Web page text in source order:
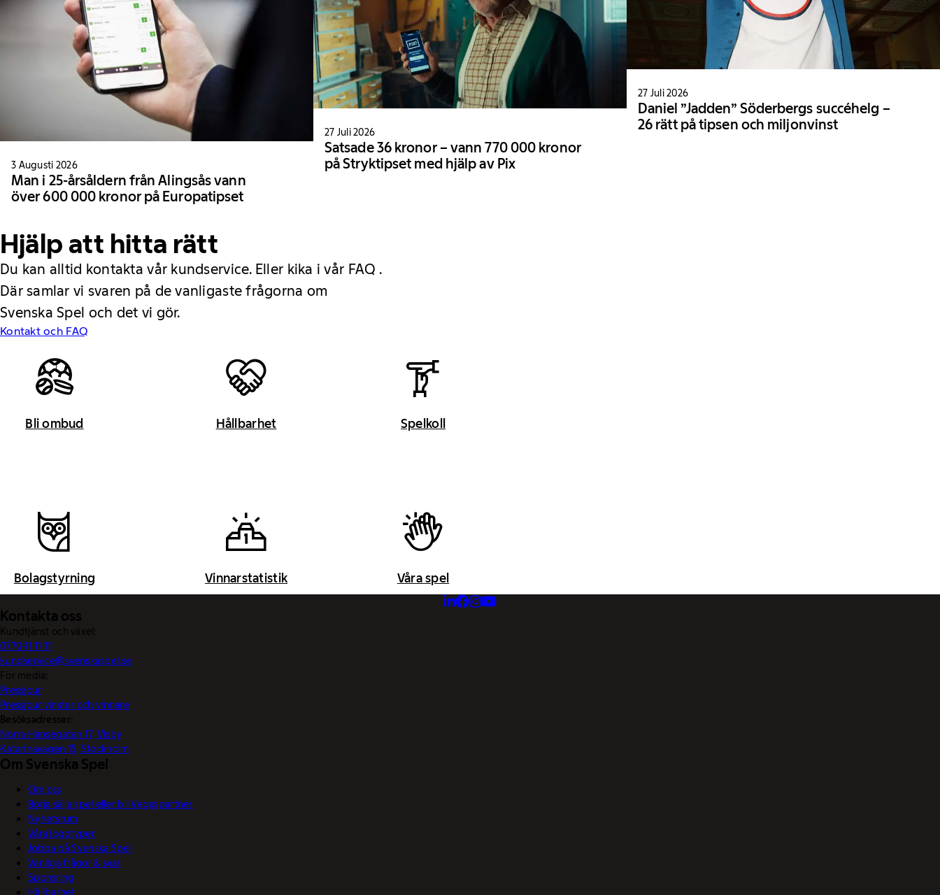
3 Augusti 2026
Man i 25-årsåldern från Alingsås vann
över 600 000 kronor på Europatipset
27 Juli 2026
Satsade 36 kronor – vann 770 000 kronor
på Stryktipset med hjälp av Pix
27 Juli 2026
Daniel ”Jadden” Söderbergs succéhelg –
26 rätt på tipsen och miljonvinst
Hjälp att hitta rätt
Du kan alltid kontakta vår kundservice. Eller kika i vår FAQ .
Där samlar vi svaren på de vanligaste frågorna om
Svenska Spel och det vi gör.
Kontakt och FAQ
Bli ombud Hållbarhet Spelkoll
Bolagstyrning Vinnarstatistik Våra spel
Kontakta oss
Kundtjänst och växel:
0770-11 11 11
kundservice@svenskaspel.se
För media:
Pressjour
Pressjour vinster och vinnare
Besöksadresser:
Norra Hansegatan 17, Visby
Katarinavägen 15, Stockholm
Om Svenska Spel
Om oss
Börja sälja spel eller bli Vegaspartner
Nyhetsrum
Våra logotyper
Jobba på Svenska Spel
Vanliga frågor & svar
Sponsring
Hållbarhet